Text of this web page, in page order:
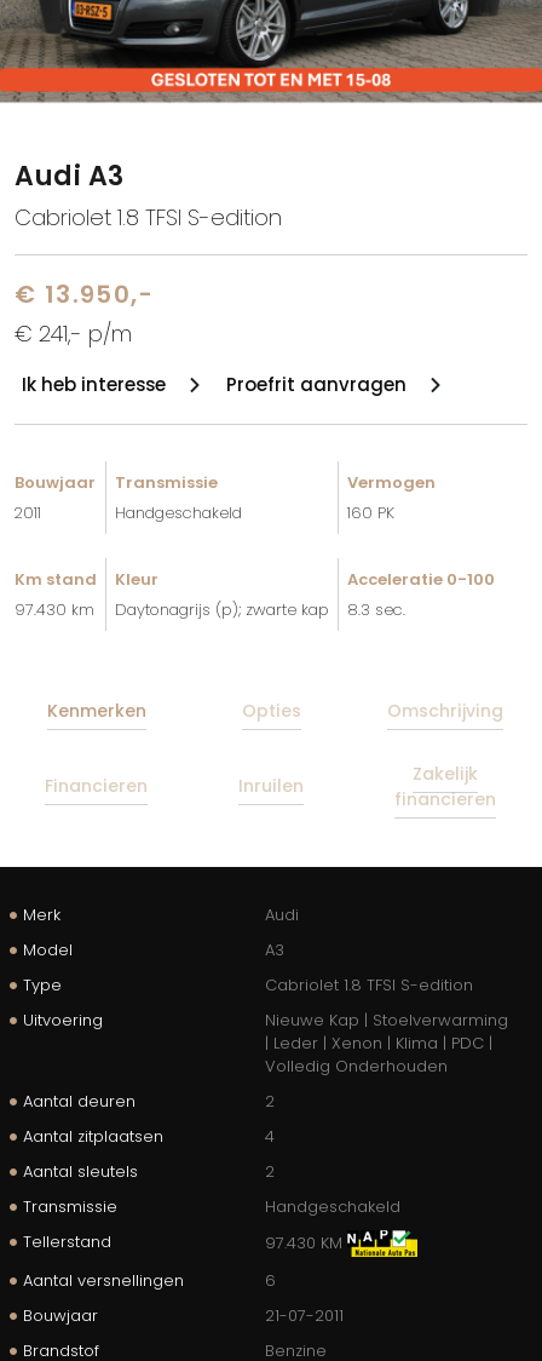
Audi A3
Cabriolet 1.8 TFSI S-edition
€ 13.950,-
€ 241,- p/m
Ik heb interesse Proefrit aanvragen
Bouwjaar
2011
Transmissie
Handgeschakeld
Vermogen
160 PK
Km stand
97.430 km
Kleur
Daytonagrijs (p); zwarte kap
Acceleratie 0-100
8.3 sec.
Kenmerken Opties Omschrijving
Financieren Inruilen
Zakelijk
financieren
Merk
Audi
Model
A3
Type
Cabriolet 1.8 TFSI S-edition
Uitvoering
Nieuwe Kap | Stoelverwarming
| Leder | Xenon | Klima | PDC |
Volledig Onderhouden
Aantal deuren
2
Aantal zitplaatsen
4
Aantal sleutels
2
Transmissie
Handgeschakeld
Tellerstand
97.430 KM
Aantal versnellingen
6
Bouwjaar
21-07-2011
Brandstof
Benzine